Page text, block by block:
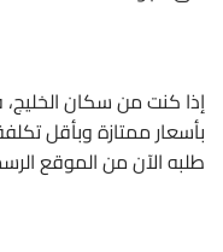
إذا كنت من سكان
بأسعار ممتازة وبأقل
طلبه الآن من الموقع